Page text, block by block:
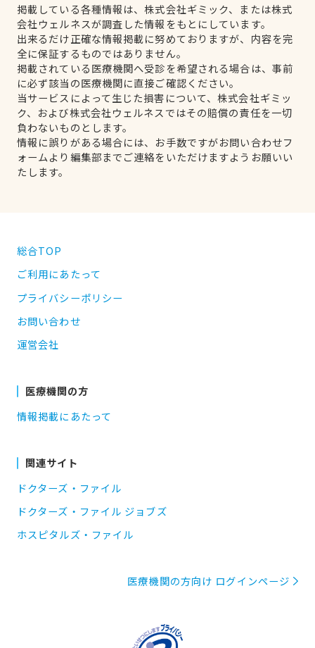
掲載している各種情報は、株式会社ギミック、または株式
会社ウェルネスが調査した情報をもとにしています。
出来るだけ正確な情報掲載に努めておりますが、内容を完
全に保証するものではありません。
掲載されている医療機関へ受診を希望される場合は、事前
に必ず該当の医療機関に直接ご確認ください。
当サービスによって生じた損害について、株式会社ギミッ
ク、および株式会社ウェルネスではその賠償の責任を一切
負わないものとします。
情報に誤りがある場合には、お手数ですがお問い合わせフ
ォームより編集部までご連絡をいただけますようお願いい
たします。
総合TOP
ご利用にあたって
プライバシーポリシー
お問い合わせ
運営会社
医療機関の方
情報掲載にあたって
関連サイト
ドクターズ・ファイル
ドクターズ・ファイル ジョブズ
ホスピタルズ・ファイル
医療機関の方向け ログインページ